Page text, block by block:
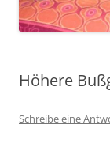
Höhere
Schreibe eine